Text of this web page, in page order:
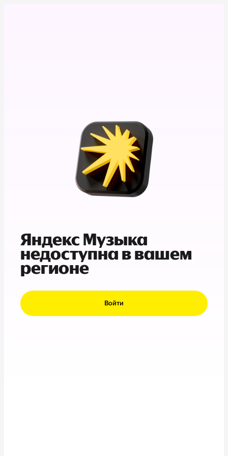
Яндекс Музыка
недоступна в вашем
регионе
Войти